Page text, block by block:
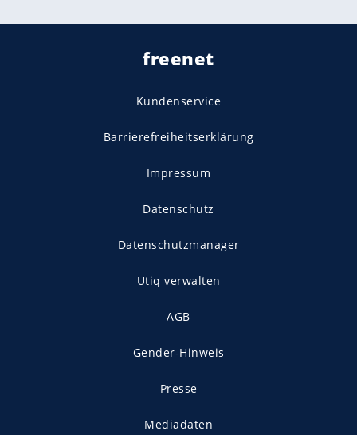
freenet
Kundenservice
Barrierefreiheitserklärung
Impressum
Datenschutz
Datenschutzmanager
Utiq verwalten
AGB
Gender-Hinweis
Presse
Mediadaten